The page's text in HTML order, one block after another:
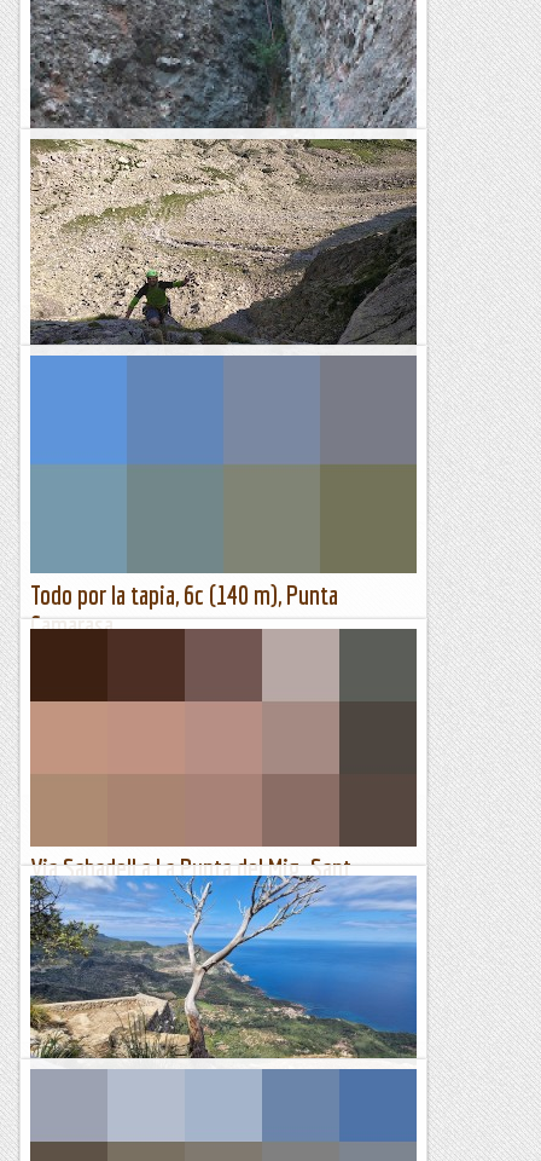
...
Jaumegrimp 2
Via Negrona a la Punta d'en Serreta.
Ja tenim les calors d'estiu ben assentades i les tardes
cerquem bona ombra en aquests indrets tant bonics.La via es
ben elegant i arriba un punt que ens aboca...
Les altres vies...
bon maridatge. Diuen que les comparacions són...
Todo por la tapia, 6c (140 m), Punta
Camarasa
reunió/xerrada/debat sobre escalada sostenible. Ens
Via Sabadell a La Punta del Mig. Sant
Llorenç del Munt. 08-02-2023
La via Sabadell va per la fissura de la dreta El mes de febrer
les tardes encara són curtes, però ens animem amb el Ricard
Rofes a repetir aquesta via que no fa...
Jaumegrimp 2
Pescadors, Pla des Ses Piotes